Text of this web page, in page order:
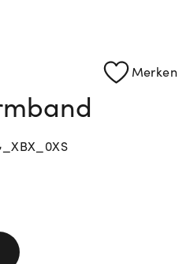
Merken